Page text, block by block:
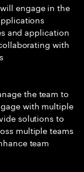
engage in the
and application
with
the team to
with multiple
solutions to
multiple teams
team